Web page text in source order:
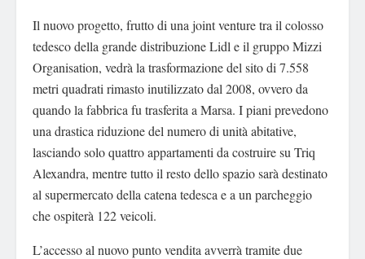
Il nuovo progetto, frutto di una joint venture tra il colosso
tedesco della grande distribuzione Lidl e il gruppo Mizzi
Organisation, vedrà la trasformazione del sito di 7.558
metri quadrati rimasto inutilizzato dal 2008, ovvero da
quando la fabbrica fu trasferita a Marsa. I piani prevedono
una drastica riduzione del numero di unità abitative,
lasciando solo quattro appartamenti da costruire su Triq
Alexandra, mentre tutto il resto dello spazio sarà destinato
al supermercato della catena tedesca e a un parcheggio
che ospiterà 122 veicoli.
L’accesso al nuovo punto vendita avverrà tramite due